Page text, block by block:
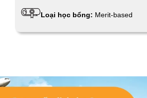
Loại học bổng: Merit-based